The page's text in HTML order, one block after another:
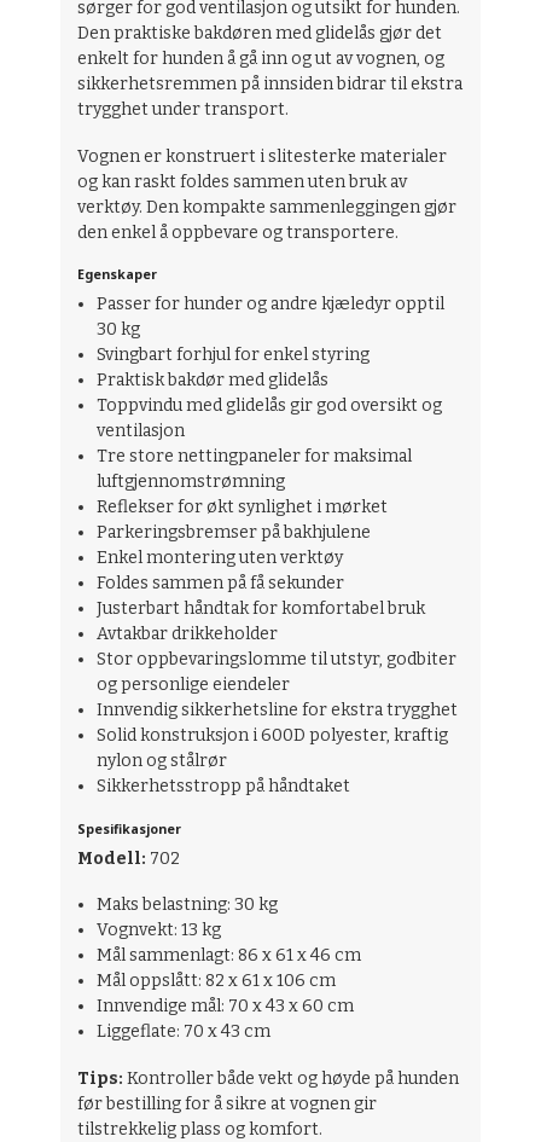
sørger for god ventilasjon og utsikt for hunden.
Den praktiske bakdøren med glidelås gjør det
enkelt for hunden å gå inn og ut av vognen, og
sikkerhetsremmen på innsiden bidrar til ekstra
trygghet under transport.
Vognen er konstruert i slitesterke materialer
og kan raskt foldes sammen uten bruk av
verktøy. Den kompakte sammenleggingen gjør
den enkel å oppbevare og transportere.
Egenskaper
Passer for hunder og andre kjæledyr opptil
30 kg
Svingbart forhjul for enkel styring
Praktisk bakdør med glidelås
Toppvindu med glidelås gir god oversikt og
ventilasjon
Tre store nettingpaneler for maksimal
luftgjennomstrømning
Reflekser for økt synlighet i mørket
Parkeringsbremser på bakhjulene
Enkel montering uten verktøy
Foldes sammen på få sekunder
Justerbart håndtak for komfortabel bruk
Avtakbar drikkeholder
Stor oppbevaringslomme til utstyr, godbiter
og personlige eiendeler
Innvendig sikkerhetsline for ekstra trygghet
Solid konstruksjon i 600D polyester, kraftig
nylon og stålrør
Sikkerhetsstropp på håndtaket
Spesifikasjoner
Modell: 702
Maks belastning: 30 kg
Vognvekt: 13 kg
Mål sammenlagt: 86 x 61 x 46 cm
Mål oppslått: 82 x 61 x 106 cm
Innvendige mål: 70 x 43 x 60 cm
Liggeflate: 70 x 43 cm
Tips: Kontroller både vekt og høyde på hunden
før bestilling for å sikre at vognen gir
tilstrekkelig plass og komfort.